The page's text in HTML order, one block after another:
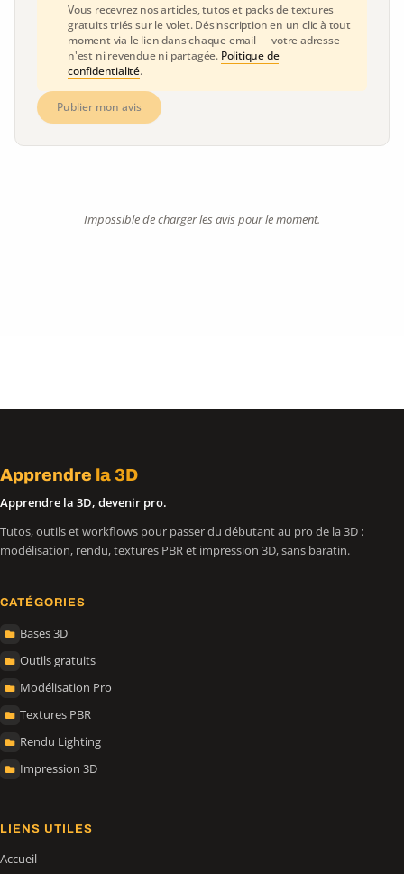
Vous recevrez nos articles, tutos et packs de textures
gratuits triés sur le volet. Désinscription en un clic à tout
moment via le lien dans chaque email — votre adresse
n'est ni revendue ni partagée. Politique de
confidentialité.
Publier mon avis
Impossible de charger les avis pour le moment.
Apprendre la 3D
Apprendre la 3D, devenir pro.
Tutos, outils et workflows pour passer du débutant au pro de la 3D :
modélisation, rendu, textures PBR et impression 3D, sans baratin.
CATÉGORIES
Bases 3D
Outils gratuits
Modélisation Pro
Textures PBR
Rendu Lighting
Impression 3D
LIENS UTILES
Accueil